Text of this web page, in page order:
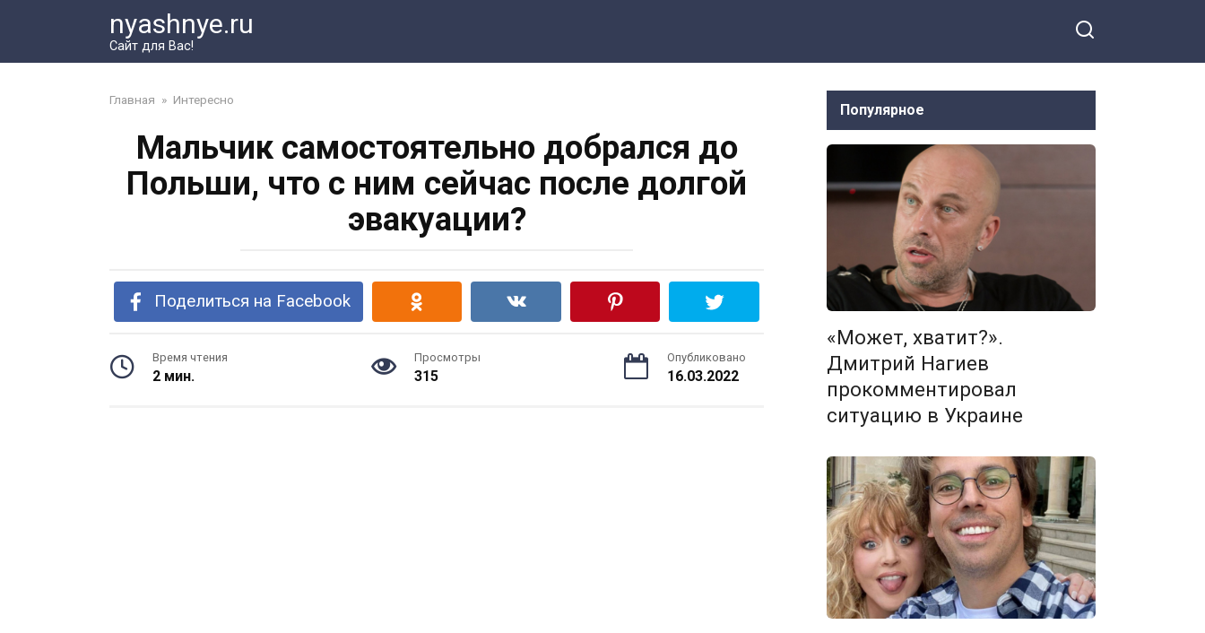
nyashnye.ru
Сайт для Вас!
Главная » Интересно
Мальчик самостоятельно добрался до
Польши, что с ним сейчас после долгой
эвакуации?
Поделиться на Facebook
Время чтения
2 мин.
Просмотры
315
Опубликовано
16.03.2022
Популярное
«Может, хватит?».
Дмитрий Нагиев
прокомментировал
ситуацию в Украине